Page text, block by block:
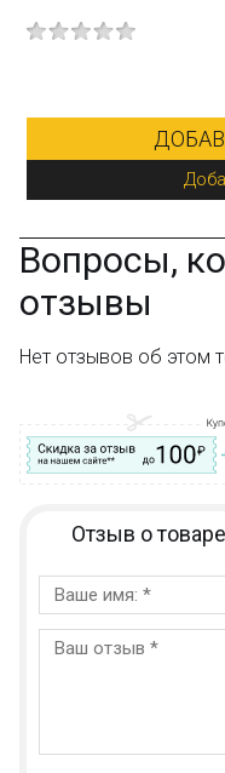
Вопросы,
отзывы
Нет отзывов об этом
Отзыв о товаре